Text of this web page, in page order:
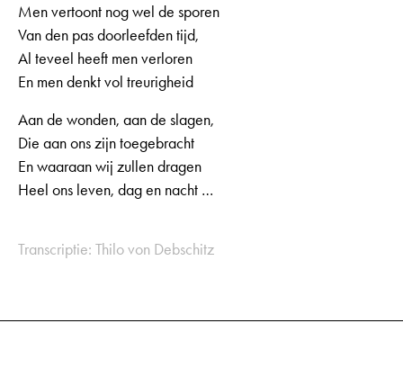
Men vertoont nog wel de sporen
Van den pas doorleefden tijd,
Al teveel heeft men verloren
En men denkt vol treurigheid
Aan de wonden, aan de slagen,
Die aan ons zijn toegebracht
En waaraan wij zullen dragen
Heel ons leven, dag en nacht …
Transcriptie: Thilo von Debschitz